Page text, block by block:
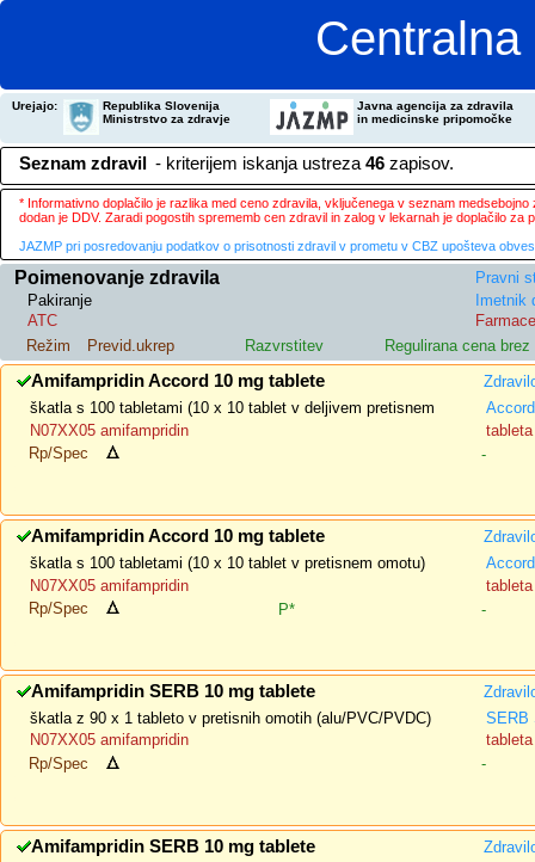
Urejajo:
Republika Slovenija
Ministrstvo za zdravje
Javna agencija za zdravila
in medicinske pripomočke
Seznam zdravil - kriterijem iskanja ustreza 46 zapisov.
* Informativno doplačilo je razlika med ceno zdravila, vključenega v seznam
dodan je DDV. Zaradi pogostih sprememb cen zdravil in zalog v lekarnah je doplačilo
JAZMP pri posredovanju podatkov o prisotnosti zdravil v prometu v CBZ upošteva
Poimenovanje zdravila
Pravni
Pakiranje
Imetnik
ATC
Režim
Previd.ukrep Razvrstitev Regulirana cena brez
Amifampridin Accord 10 mg tablete
škatla s 100 tabletami (10 x 10 tablet v deljivem pretisnem
N07XX05 amifampridin
tableta
Rp/Spec
-
Amifampridin Accord 10 mg tablete
škatla s 100 tabletami (10 x 10 tablet v pretisnem omotu)
N07XX05 amifampridin
tableta
Rp/Spec
P* -
Amifampridin SERB 10 mg tablete
škatla z 90 x 1 tableto v pretisnih omotih (alu/PVC/PVDC)
SERB
N07XX05 amifampridin
tableta
Rp/Spec
-
Amifampridin SERB 10 mg tablete